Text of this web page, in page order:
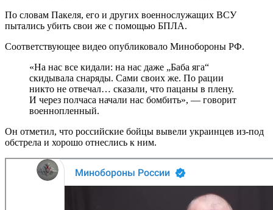
По словам Пакеля, его и других военнослужащих ВСУ
пытались убить свои же с помощью БПЛА.
Соответствующее видео опубликовало Минобороны РФ.
«На нас все кидали: на нас даже „Баба яга“
скидывала снаряды. Сами своих же. По рации
никто не отвечал… сказали, что пацаны в плену.
И через полчаса начали нас бомбить», — говорит
военнопленный.
Он отметил, что российские бойцы вывели украинцев из-под
обстрела и хорошо отнеслись к ним.